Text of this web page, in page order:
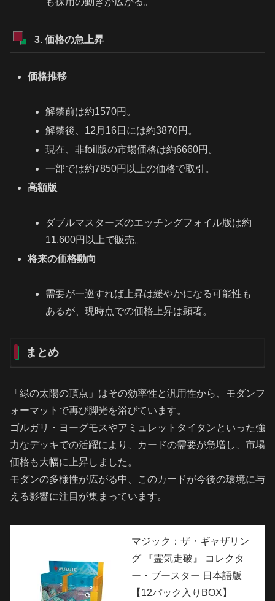
3. 価格の急上昇
価格推移
解禁前は約1570円。
解禁後、12月16日には約3870円。
現在、非foil版の市場価格は約6660円。
一部では約7850円以上の価格で取引。
高額版
ダブルマスターズのエッチングフォイル版は約
11,600円以上で販売。
将来の価格動向
需要が一巡すれば上昇は緩やかになる可能性も
あるが、現時点での価格上昇は顕著。
まとめ
「緑の太陽の頂点」はその効率性と汎用性から、モダンフ
ォーマットで再び脚光を浴びています。
ゴルガリ・ヨーグモスやアミュレットタイタンといった強
力なデッキでの活躍により、カードの需要が急増し、市場
価格も大幅に上昇しました。
モダンの多様性が広がる中、このカードが今後の環境に与
える影響に注目が集まっています。
マジック：ザ・ギャザリン
グ 『霊気走破』 コレクタ
ー・ブースター 日本語版
【12パック入りBOX】